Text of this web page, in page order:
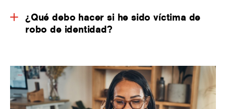
¿Qué debo hacer si he sido víctima de
robo de identidad?